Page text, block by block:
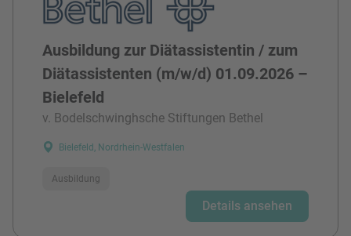
Ausbildung zur Diätassistentin / zum
Diätassistenten (m/w/d) 01.09.2026 –
Bielefeld
v. Bodelschwinghsche Stiftungen Bethel
Bielefeld, Nordrhein-Westfalen
Ausbildung
Details ansehen